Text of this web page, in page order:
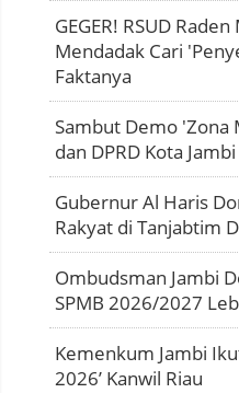
GEGER! RSUD
Mendadak Cari
Faktanya
Sambut Demo 'Zona
dan DPRD Kota
Gubernur Al Haris
Rakyat di Tanjabtim
Ombudsman Jambi
SPMB 2026/2027
Kemenkum Jambi
2026’ Kanwil Riau